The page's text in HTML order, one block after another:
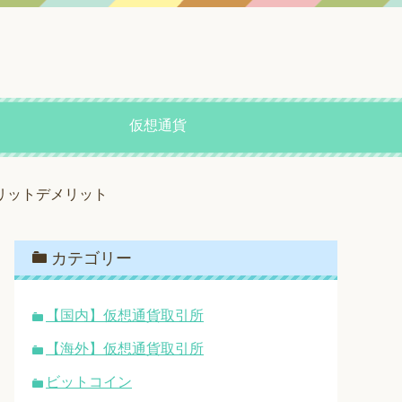
仮想通貨
トデメリット
カテゴリー
【国内】仮想通貨取引所
【海外】仮想通貨取引所
ビットコイン